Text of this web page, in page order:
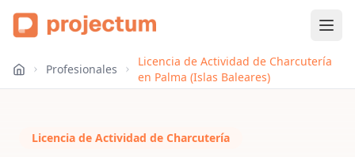
Profesionales
Licencia de Actividad de Charcutería
en Palma (Islas Baleares)
Licencia de Actividad de Charcutería